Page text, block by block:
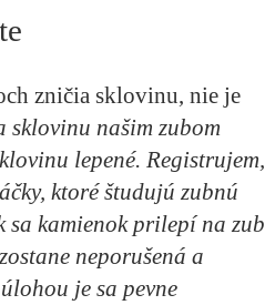
zničia sklovinu, nie je
sklovinu našim zubom
lepené. Registrujem,
ktoré študujú zubnú
sa kamienok prilepí na zub
neporušená a
je sa pevne